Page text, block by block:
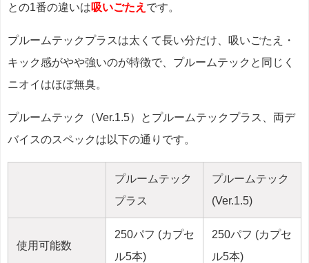
との1番の違いは吸いごたえ です。
プルームテックプラスは太くて長い分だけ、吸いごたえ・
キック感がやや強いのが特徴で、プルームテックと同じく
ニオイはほぼ無臭。
プルームテック（Ver.1.5）とプルームテックプラス、両デ
バイスのスペックは以下の通りです。
プルームテック
プラス
プルームテック
(Ver.1.5)
使用可能数
250パフ (カプセ
ル5本)
250パフ (カプセ
ル5本)